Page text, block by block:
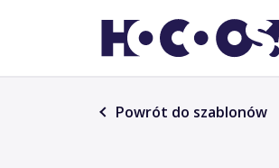
Powrót do szablonów